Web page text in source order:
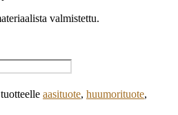
valmistettu.
aasituote, huumorituote,